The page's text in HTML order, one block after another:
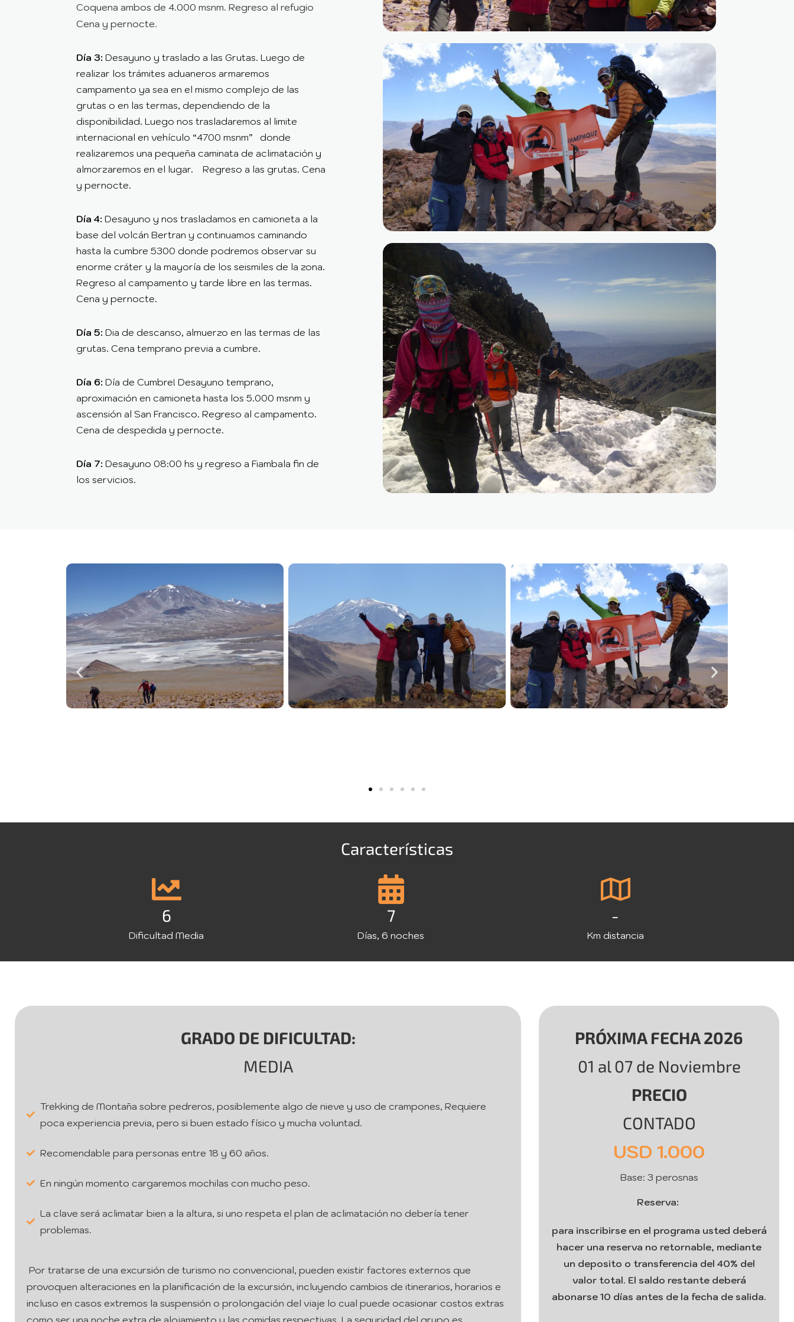
Coquena ambos de 4.000 msnm. Regreso al refugio
Cena y pernocte.
Día 3: Desayuno y traslado a las Grutas. Luego de
realizar los trámites aduaneros armaremos
campamento ya sea en el mismo complejo de las
grutas o en las termas, dependiendo de la
disponibilidad. Luego nos trasladaremos al limite
internacional en vehículo “4700 msnm” donde
realizaremos una pequeña caminata de aclimatación y
almorzaremos en el lugar. Regreso a las grutas. Cena
y pernocte.
Día 4: Desayuno y nos trasladamos en camioneta a la
base del volcán Bertran y continuamos caminando
hasta la cumbre 5300 donde podremos observar su
enorme cráter y la mayoría de los seismiles de la zona.
Regreso al campamento y tarde libre en las termas.
Cena y pernocte.
Día 5: Dia de descanso, almuerzo en las termas de las
grutas. Cena temprano previa a cumbre.
Día 6: Día de Cumbre! Desayuno temprano,
aproximación en camioneta hasta los 5.000 msnm y
ascensión al San Francisco. Regreso al campamento.
Cena de despedida y pernocte.
Día 7: Desayuno 08:00 hs y regreso a Fiambala fin de
los servicios.
Características
6
Dificultad Media
7
Días, 6 noches
-
Km distancia
GRADO DE DIFICULTAD:
MEDIA
Trekking de Montaña sobre pedreros, posiblemente algo de nieve y uso de crampones, Requiere
poca experiencia previa, pero si buen estado físico y mucha voluntad.
Recomendable para personas entre 18 y 60 años.
En ningún momento cargaremos mochilas con mucho peso.
La clave será aclimatar bien a la altura, si uno respeta el plan de aclimatación no debería tener
problemas.
Por tratarse de una excursión de turismo no convencional, pueden existir factores externos que
provoquen alteraciones en la planificación de la excursión, incluyendo cambios de itinerarios, horarios e
incluso en casos extremos la suspensión o prolongación del viaje lo cual puede ocasionar costos extras
como ser una noche extra de alojamiento y las comidas respectivas. La seguridad del grupo es
PRÓXIMA FECHA 2026
01 al 07 de Noviembre
PRECIO
CONTADO
USD 1.000
Base: 3 perosnas
Reserva:
para inscribirse en el programa usted deberá
hacer una reserva no retornable, mediante
un deposito o transferencia del 40% del
valor total. El saldo restante deberá
abonarse 10 días antes de la fecha de salida.